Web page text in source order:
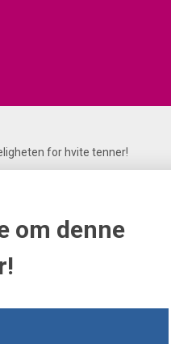
for hvite tenner!
om denne